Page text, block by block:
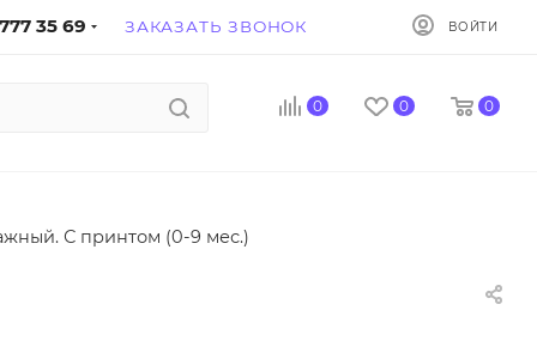
35 69 ЗАКАЗАТЬ ЗВОНОК ВОЙТИ
0 0 0
С принтом (0-9 мес.)